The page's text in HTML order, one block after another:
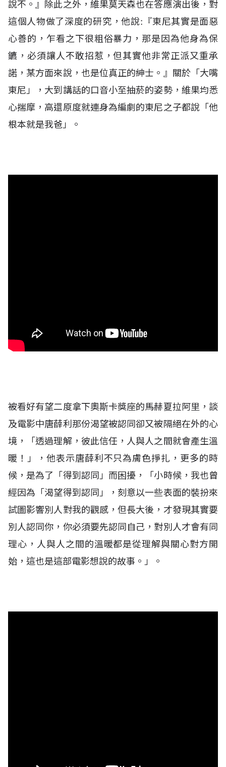
說不。』除此之外，維果莫天森也在答應演出後，對
這個人物做了深度的研究，他說:『東尼其實是面惡
心善的，乍看之下很粗俗暴力，那是因為他身為保
鑣，必須讓人不敢招惹，但其實他非常正派又重承
諾，某方面來說，也是位真正的紳士。』關於「大嘴
東尼」，大到講話的口音小至抽菸的姿勢，維果均悉
心揣摩，高還原度就連身為編劇的東尼之子都說「他
根本就是我爸」。
被看好有望二度拿下奧斯卡獎座的馬赫夏拉阿里，談
及電影中唐薛利那份渴望被認同卻又被隔絕在外的心
境，「透過理解，彼此信任，人與人之間就會產生溫
暖！」，他表示唐薛利不只為膚色掙扎，更多的時
候，是為了「得到認同」而困擾，「小時候，我也曾
經因為「渴望得到認同」，刻意以一些表面的裝扮來
試圖影響別人對我的觀感，但長大後，才發現其實要
別人認同你，你必須要先認同自己，對別人才會有同
理心，人與人之間的溫暖都是從理解與關心對方開
始，這也是這部電影想說的故事。」。